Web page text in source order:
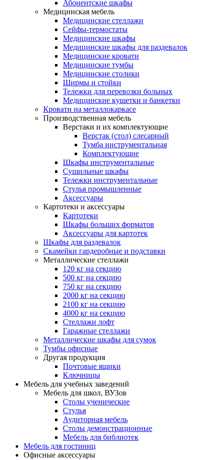
Абонентские шкафы
Медицинская мебель
Медицинские стеллажи
Сейфы-термостаты
Медицинские шкафы
Медицинские шкафы для раздевалок
Медицинские кровати
Медицинские тумбы
Медицинские столики
Ширмы и стойки
Тележки для перевозки больных
Медицинские кушетки и банкетки
Кровати на металлокаркасе
Производственная мебель
Верстаки и их комплектующие
Верстак (стол) слесарный
Тумба инструментальная
Комплектующие
Шкафы инструментальные
Сушильные шкафы
Тележки инструментальные
Стулья промышленные
Аксессуары
Картотеки и аксессуары
Картотеки
Шкафы больших форматов
Аксессуары для картотек
Шкафы для раздевалок
Скамейки гардеробные и подставки
Металлические стеллажи
120 кг на секцию
500 кг на секцию
750 кг на секцию
2000 кг на секцию
2100 кг на секцию
4000 кг на секцию
Стеллажи лофт
Гаражные стеллажи
Металлические шкафы для сумок
Тумбы офисные
Другая продукция
Почтовые ящики
Ключницы
Мебель для учебных заведений
Мебель для школ, ВУЗов
Столы ученические
Стулья
Аудиторная мебель
Столы демонстрационные
Мебель для библиотек
Мебель для гостиниц
Офисные аксессуары